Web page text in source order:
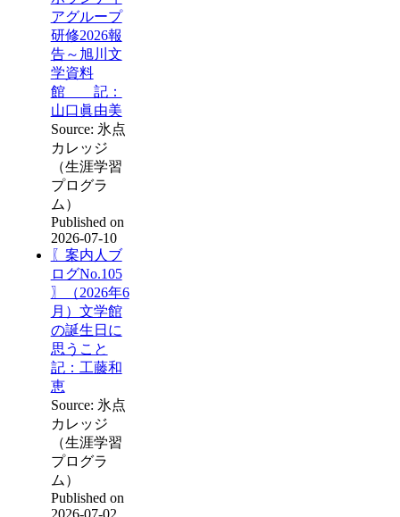
アグループ
研修2026報
告～旭川文
学資料
館 記：
山口眞由美
Source: 氷点
カレッジ
（生涯学習
プログラ
ム）
Published on
2026-07-10
〖案内人ブ
ログNo.105
〗（2026年6
月）文学館
の誕生日に
思うこと
記：工藤和
恵
Source: 氷点
カレッジ
（生涯学習
プログラ
ム）
Published on